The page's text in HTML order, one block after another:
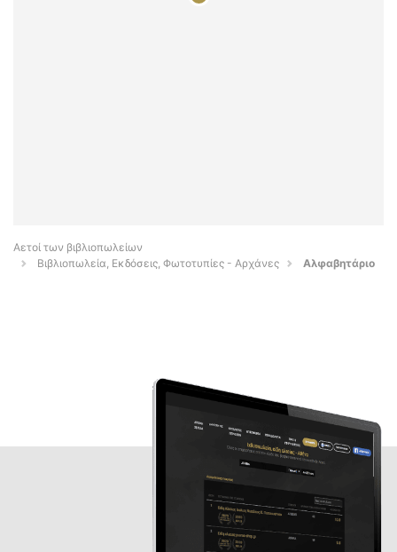
Αετοί των βιβλιοπωλείων
Βιβλιοπωλεία, Εκδόσεις, Φωτοτυπίες - Αρχάνες
Αλφαβητάριο